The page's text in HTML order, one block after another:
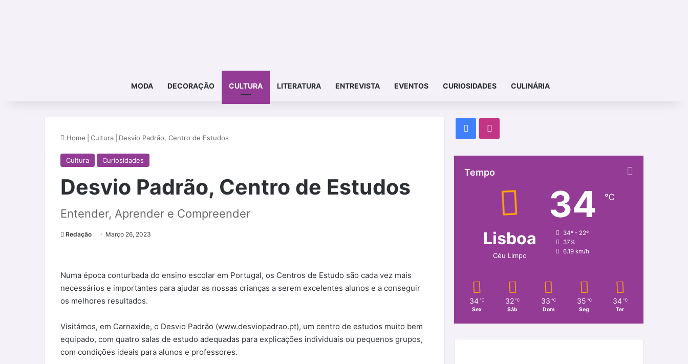
MODA DECORAÇÃO CULTURA LITERATURA ENTREVISTA EVENTOS CURIOSIDADES CULINÁRIA
Home Cultura Desvio Padrão, Centro de Estudos
Cultura Curiosidades
Desvio Padrão, Centro de Estudos
Entender, Aprender e Compreender
Redação Março 26, 2023
Numa época conturbada do ensino escolar em Portugal, os Centros de Estudo são cada vez mais
necessários e importantes para ajudar as nossas crianças a serem excelentes alunos e a conseguir
os melhores resultados.
Visitámos, em Carnaxide, o Desvio Padrão (www.desviopadrao.pt), um centro de estudos muito bem
equipado, com quatro salas de estudo adequadas para explicações individuais ou pequenos grupos,
com condições ideais para alunos e professores.
Facebook
Tempo
Lisboa
Céu Limpo
34 ℃
34º - 22º
37%
6.19 km/h
34 ℃
Sex
32 ℃
Sáb
33 ℃
Dom
35 ℃
Seg
34 ℃
Ter